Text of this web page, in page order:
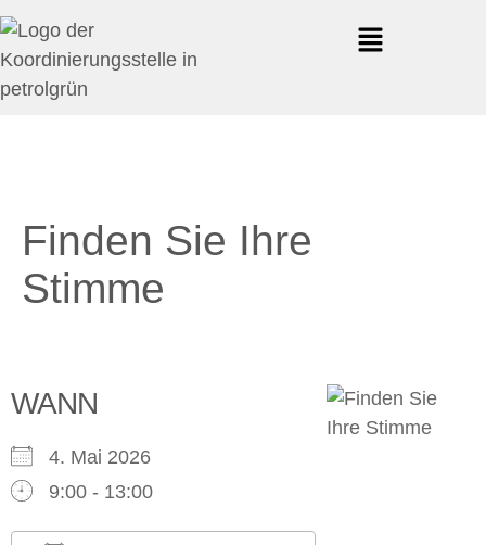
Finden Sie Ihre
Stimme
WANN
4. Mai 2026
9:00 - 13:00